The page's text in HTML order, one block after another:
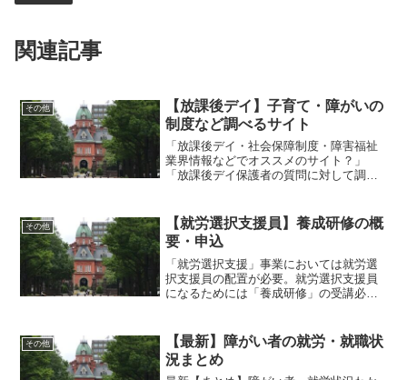
関連記事
その他
【放課後デイ】子育て・障がいの
制度など調べるサイト
「放課後デイ・社会保障制度・障害福祉
業界情報などでオススメのサイト？」
「放課後デイ保護者の質問に対して調べ
ったり・悩みは、どのサイト？」紹介す
るサイトは？」児発・放デイ・5領域
その他
【就労選択支援員】養成研修の概
要・申込
「就労選択支援」事業においては就労選
択支援員の配置が必要。就労選択支援員
になるためには「養成研修」の受講必
雇用支援機構（JEED）障害者就労支援基
礎的研修修了者。
その他
【最新】障がい者の就労・就職状
況まとめ